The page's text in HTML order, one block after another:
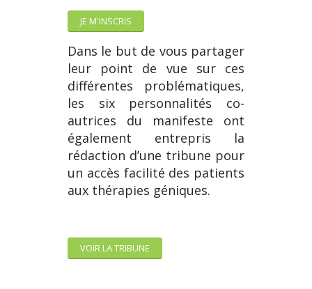
JE M'INSCRIS
Dans le but de vous partager
leur point de vue sur ces
différentes problématiques,
les six personnalités co-
autrices du manifeste ont
également entrepris la
rédaction d’une tribune pour
un accès facilité des patients
aux thérapies géniques.
VOIR LA TRIBUNE